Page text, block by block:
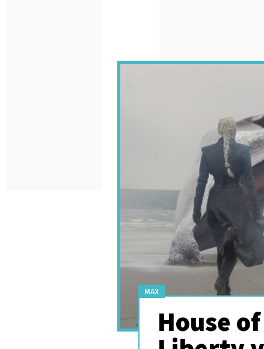
MAX
House